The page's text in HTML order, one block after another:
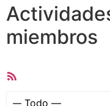
miembros